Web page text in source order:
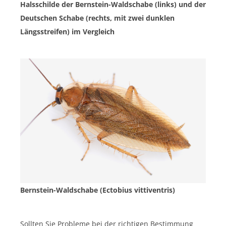
Halsschilde der Bernstein-Waldschabe (links) und der
Deutschen Schabe (rechts, mit zwei dunklen
Längsstreifen) im Vergleich
Bernstein-Waldschabe (Ectobius vittiventris)
Sollten Sie Probleme bei der richtigen Bestimmung